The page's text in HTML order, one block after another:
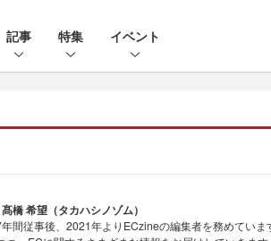
記事 特集 イベント
橋 希望（タカハシノゾム）
間従事後、2021年よりECzineの編集者を務めていま